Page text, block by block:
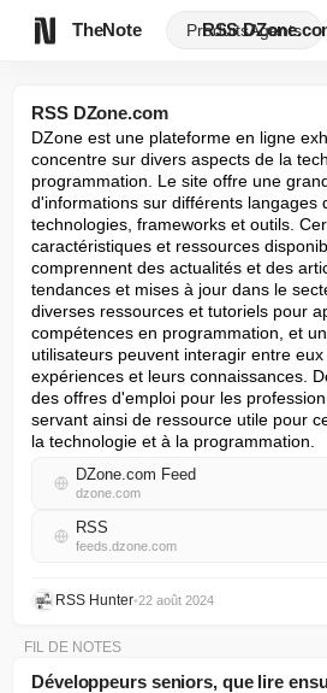
TheNote ProduitsAgents
RSS
RSS DZone.com
DZone est une plateforme en ligne
concentre sur divers aspects de la
programmation. Le site offre une
d'informations sur différents langages
technologies, frameworks et outils.
caractéristiques et ressources
comprennent des actualités et des
tendances et mises à jour dans le
diverses ressources et tutoriels pour
compétences en programmation, et
utilisateurs peuvent interagir entre
expériences et leurs connaissances.
des offres d'emploi pour les
servant ainsi de ressource utile pour
la technologie et à la programmation.
DZone.com Feed
dzone.com
RSS
feeds.dzone.com
RSS Hunter•22 août 2024
FIL DE NOTES
Développeurs seniors, que lire